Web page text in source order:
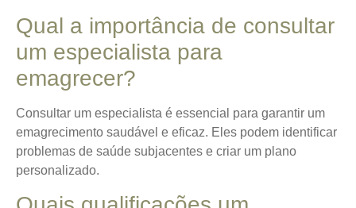
Qual a importância de consultar
um especialista para
emagrecer?
Consultar um especialista é essencial para garantir um
emagrecimento saudável e eficaz. Eles podem identificar
problemas de saúde subjacentes e criar um plano
personalizado.